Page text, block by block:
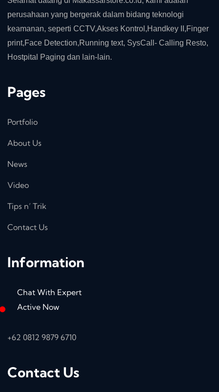
perusahaan yang bergerak dalam bidang teknologi
keamanan, seperti CCTV,Akses Kontrol,Handkey II,Finger
print,Face Detection,Running text, SysCall- Calling Resto,
Hostpital Paging dan lain-lain.
Pages
Portfolio
About Us
News
Video
Tips n’ Trik
Contact Us
Information
Chat With Expert
Active Now
+62 0812 9879 6710
Contact Us